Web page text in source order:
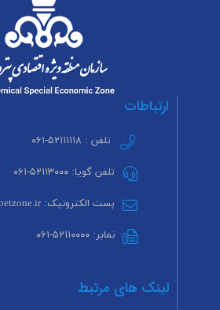
ارتباطات
تلفن : ۵۲۱۱۱۱۱۸-۰۶۱
تلفن گویا: ۵۲۱۱۳۰۰۰-۰۶۱
پست الکترونیک: info@petzone.ir
نمابر: ۵۲۱۱۰۰۰۰-۰۶۱
لینک های مرتبط